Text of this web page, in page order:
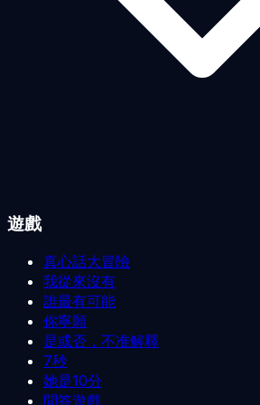
遊戲
真心話大冒險
我從來沒有
誰最有可能
你寧願
是或否，不准解釋
7秒
她是10分
問答遊戲